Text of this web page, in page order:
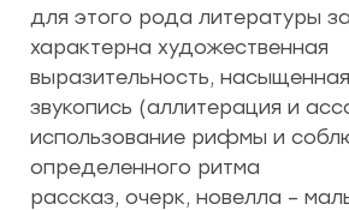
для этого рода литературы
характерна художественная
выразительность, насыщенная
звукопись (аллитерация и
использование рифмы и
определенного ритма
рассказ, очерк, новелла –